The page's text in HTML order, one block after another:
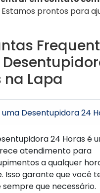
Estamos prontos para
na Lapa
uma Desentupidora 24
24 Horas é
atendimento para
a qualquer
Isso garante que você
que necessário.